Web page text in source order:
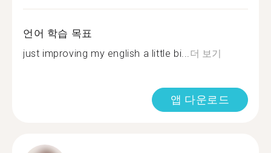
언어 학습 목표
just improving my english a little bi...더 보기
앱 다운로드